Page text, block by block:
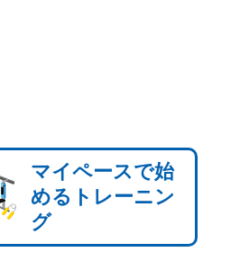
マイペースで始
めるトレーニン
グ